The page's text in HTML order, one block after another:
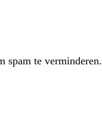
spam te verminderen.